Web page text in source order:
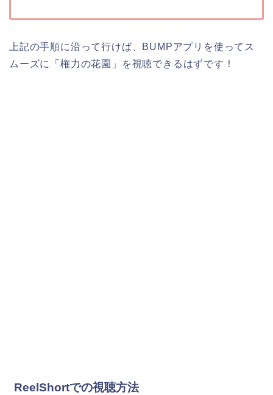
上記の手順に沿って行けば、BUMPアプリを使ってス
ムーズに「権力の花園」を視聴できるはずです！
ReelShortでの視聴方法